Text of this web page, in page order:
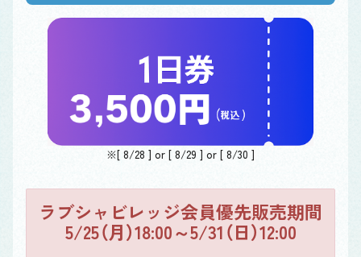
※[ 8/28 ] or [ 8/29 ] or [ 8/30 ]
ラブシャビレッジ会員優先販売期間
5/25（月）18:00～5/31（日）12:00